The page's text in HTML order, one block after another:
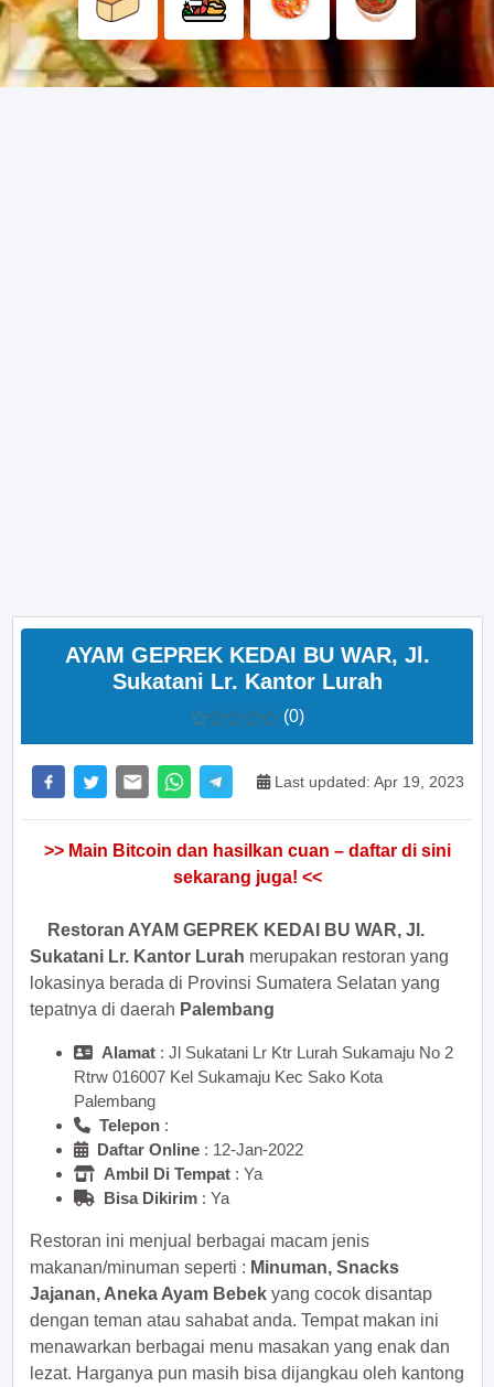
AYAM GEPREK KEDAI BU WAR, Jl.
Sukatani Lr. Kantor Lurah
(0)
Last updated: Apr 19, 2023
Restoran AYAM GEPREK KEDAI BU WAR, Jl.
Sukatani Lr. Kantor Lurah merupakan restoran yang
lokasinya berada di Provinsi Sumatera Selatan yang
tepatnya di daerah Palembang
Alamat : Jl Sukatani Lr Ktr Lurah Sukamaju No 2
Rtrw 016007 Kel Sukamaju Kec Sako Kota
Palembang
Telepon :
Daftar Online : 12-Jan-2022
Ambil Di Tempat : Ya
Bisa Dikirim : Ya
Restoran ini menjual berbagai macam jenis
makanan/minuman seperti : Minuman, Snacks
Jajanan, Aneka Ayam Bebek yang cocok disantap
dengan teman atau sahabat anda. Tempat makan ini
menawarkan berbagai menu masakan yang enak dan
lezat. Harganya pun masih bisa dijangkau oleh kantong